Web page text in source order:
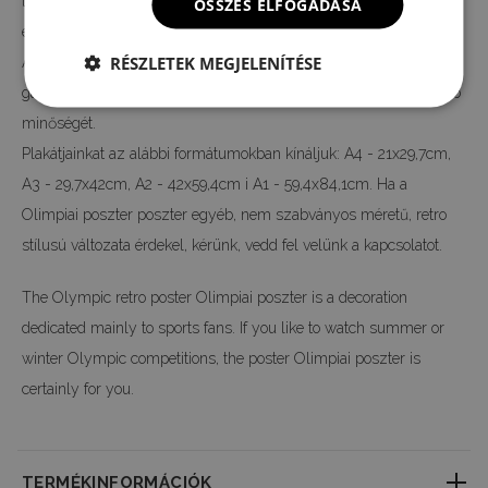
eredeti motívum színeit és részleteit 100%-ban vissza tudjuk adni.
A teljes gyártási folyamatot a mi gyárunkban végezzük, így
garantálni tudjuk neked a vintage vászon poszterek legmagasabb
minőségét.
Plakátjainkat az alábbi formátumokban kínáljuk: A4 - 21x29,7cm,
A3 - 29,7x42cm, A2 - 42x59,4cm i A1 - 59,4x84,1cm. Ha a
Olimpiai poszter poszter egyéb, nem szabványos méretű, retro
stílusú változata érdekel, kérünk, vedd fel velünk a kapcsolatot.
The Olympic retro poster Olimpiai poszter is a decoration
dedicated mainly to sports fans. If you like to watch summer or
winter Olympic competitions, the poster Olimpiai poszter is
certainly for you.
TERMÉKINFORMÁCIÓK
ÖSSZES ELFOGADÁSA
RÉSZLETEK MEGJELENÍTÉSE